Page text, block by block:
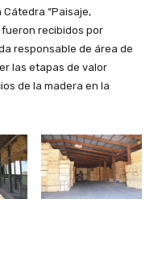
“Paisaje,
fueron recibidos por
responsable de área de
las etapas de valor
de la madera en la